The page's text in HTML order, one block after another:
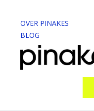
OVER PINAKES
BLOG